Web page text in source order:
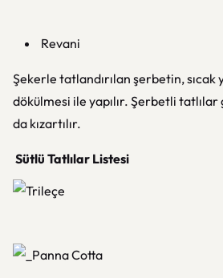
Revani
Şekerle tatlandırılan şerbetin, sıcak
dökülmesi ile yapılır. Şerbetli tatlılar
da kızartılır.
Sütlü Tatlılar Listesi